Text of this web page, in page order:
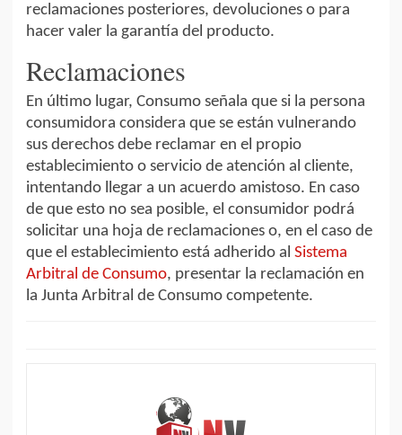
reclamaciones posteriores, devoluciones o para
hacer valer la garantía del producto.
Reclamaciones
En último lugar, Consumo señala que si la persona
consumidora considera que se están vulnerando
sus derechos debe reclamar en el propio
establecimiento o servicio de atención al cliente,
intentando llegar a un acuerdo amistoso. En caso
de que esto no sea posible, el consumidor podrá
solicitar una hoja de reclamaciones o, en el caso de
que el establecimiento está adherido al Sistema
Arbitral de Consumo, presentar la reclamación en
la Junta Arbitral de Consumo competente.